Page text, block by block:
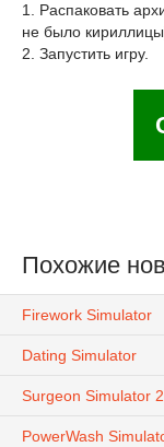
1. Распаковать
не было
2. Запустить игру.
Похожие
Firework Simulator
Dating Simulator
Surgeon Simulator 2
PowerWash